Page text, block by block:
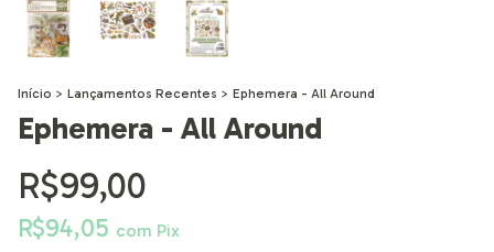
Início > Lançamentos Recentes > Ephemera - All Around
Ephemera - All Around
R$99,00
R$94,05 com Pix